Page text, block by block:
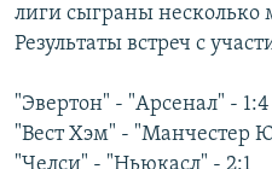
поиску
СЕВЕР.РЕАЛИИ
РАСПИСАНИЕ ВЕЩАНИЯ
ПОДПИШИТЕСЬ НА
лиги сыграны несколько
Результаты встреч с
"Эвертон" - "Арсенал" - 1:4
"Вест Хэм" - "Манчестер